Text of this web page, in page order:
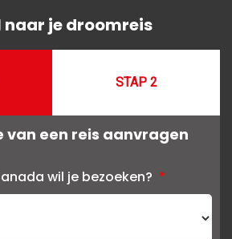
naar je droomreis
STAP 2
van een reis aanvragen
wil je bezoeken? *